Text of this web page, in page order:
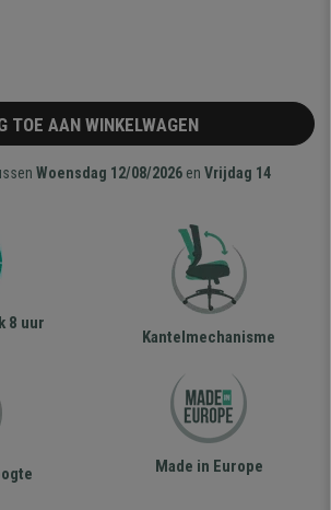
TOE AAN WINKELWAGEN
Woensdag 12/08/2026 en Vrijdag 14
8 uur
Kantelmechanisme
Made in Europe